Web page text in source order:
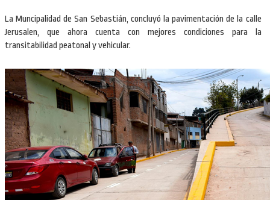
La Muncipalidad de San Sebastián, concluyó la pavimentación de la calle
Jerusalen, que ahora cuenta con mejores condiciones para la
transitabilidad peatonal y vehicular.